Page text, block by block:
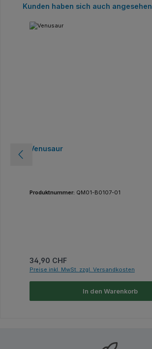
Produktgalerie überspringen
Kunden haben sich auch angesehen
Venusaur
Produktnummer: QM01-B0107-01
Regulärer Preis:
34,90 CHF
Preise inkl. MwSt. zzgl. Versandkosten
In den Warenkorb